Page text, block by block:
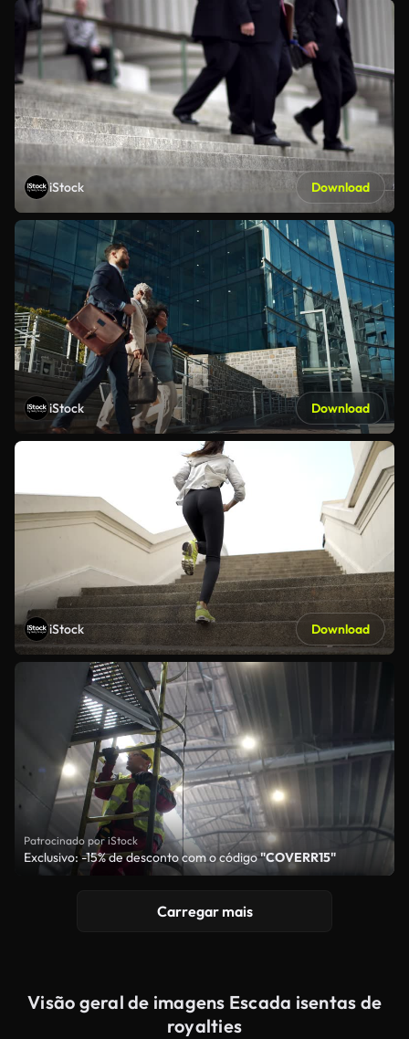
iStock Download
iStock Download
iStock Download
Patrocinado por iStock
Exclusivo: -15% de desconto com o código"COVERR15"
Carregar mais
Visão geral de imagens Escada isentas de
royalties